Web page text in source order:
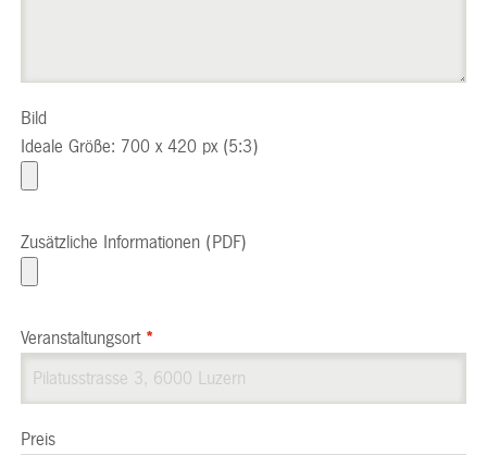
Bild
Ideale Größe: 700 x 420 px (5:3)
Zusätzliche Informationen (PDF)
Veranstaltungsort *
Preis